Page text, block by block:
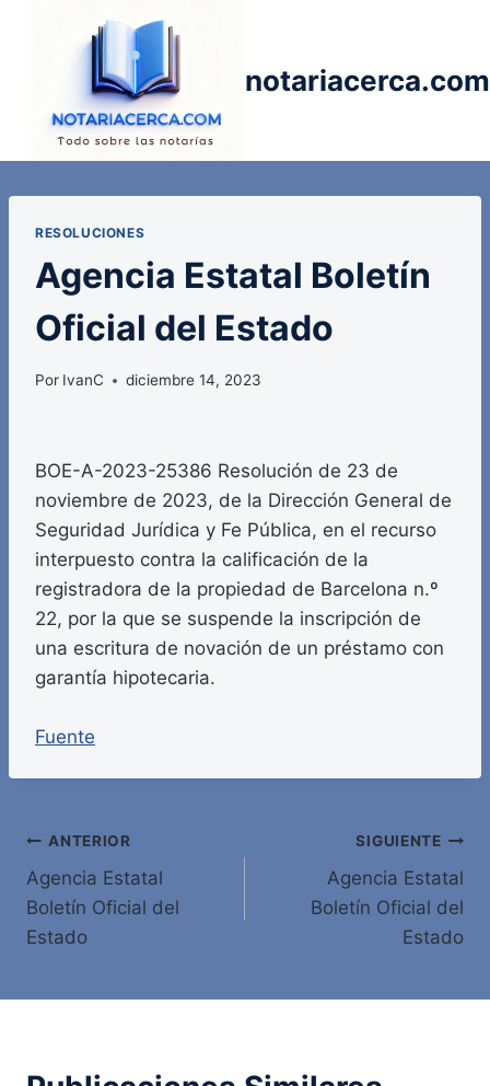
notariacerca.com
RESOLUCIONES
Agencia Estatal Boletín
Oficial del Estado
Por IvanC diciembre 14, 2023
BOE-A-2023-25386 Resolución de 23 de
noviembre de 2023, de la Dirección General de
Seguridad Jurídica y Fe Pública, en el recurso
interpuesto contra la calificación de la
registradora de la propiedad de Barcelona n.º
22, por la que se suspende la inscripción de
una escritura de novación de un préstamo con
garantía hipotecaria.
Fuente
Navegación
de
entradas
ANTERIOR
Agencia Estatal
Boletín Oficial del
Estado
SIGUIENTE
Agencia Estatal
Boletín Oficial del
Estado